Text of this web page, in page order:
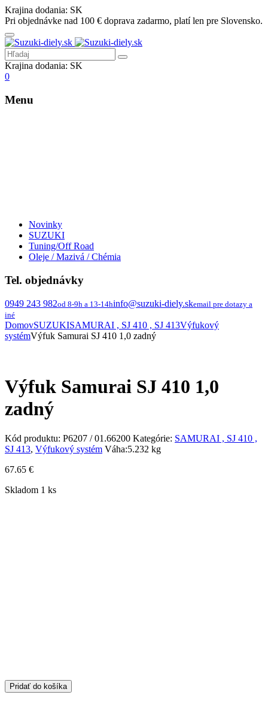
Krajina dodania: SK
Pri objednávke nad 100 € doprava zadarmo, platí len pre Slovensko.
Krajina dodania: SK
0
Menu
Novinky
SUZUKI
Tuning/Off Road
Oleje / Mazivá / Chémia
Tel. objednávky
0949 243 982od 8-9h a 13-14hinfo@suzuki-diely.skemail pre dotazy a
iné
DomovSUZUKISAMURAI , SJ 410 , SJ 413Výfukový
systémVýfuk Samurai SJ 410 1,0 zadný
Výfuk Samurai SJ 410 1,0
zadný
Kód produktu: P6207 / 01.66200 Kategórie: SAMURAI , SJ 410 ,
SJ 413, Výfukový systém Váha:5.232 kg
67.65 €
Skladom 1 ks
Pridať do košíka